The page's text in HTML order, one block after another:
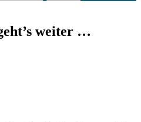
weiter …